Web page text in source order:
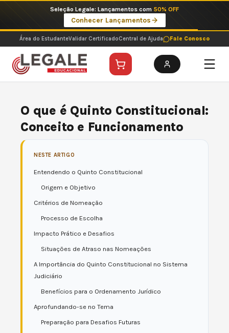
o
conteúdo
Imperdíveis no Pix: Pós Selecionadas a 199 reais no pix em parcela única
Ver ofertas
Área do EstudanteValidar CertificadoCentral de Ajuda Fale Conosco
O que é Quinto Constitucional:
Conceito e Funcionamento
NESTE ARTIGO
Entendendo o Quinto Constitucional
Origem e Objetivo
Critérios de Nomeação
Processo de Escolha
Impacto Prático e Desafios
Situações de Atraso nas Nomeações
A Importância do Quinto Constitucional no Sistema
Judiciário
Benefícios para o Ordenamento Jurídico
Aprofundando-se no Tema
Preparação para Desafios Futuras